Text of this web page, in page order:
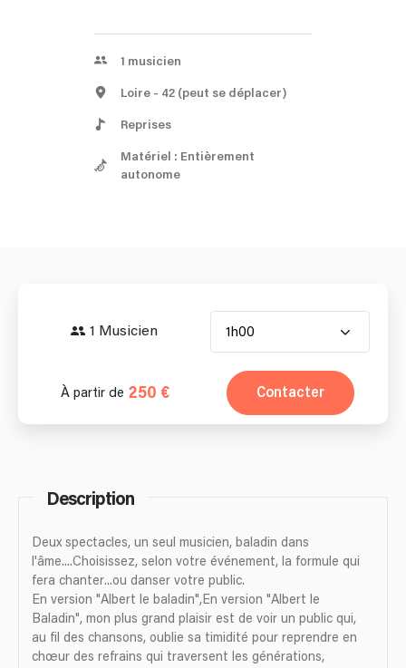
1 musicien
Loire - 42 (peut se déplacer)
Reprises
Matériel : Entièrement
autonome
1 Musicien 1h00
À partir de 250 € Contacter
Description
Deux spectacles, un seul musicien, baladin dans
l'âme....Choisissez, selon votre événement, la formule qui
fera chanter...ou danser votre public.
En version "Albert le baladin",En version "Albert le
Baladin", mon plus grand plaisir est de voir un public qui,
au fil des chansons, oublie sa timidité pour reprendre en
chœur des refrains qui traversent les générations,